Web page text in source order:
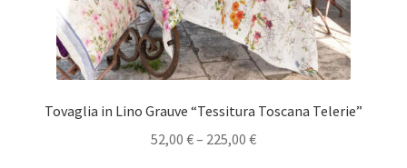
Tovaglia in Lino Grauve “Tessitura Toscana Telerie”
52,00 €– 225,00 €